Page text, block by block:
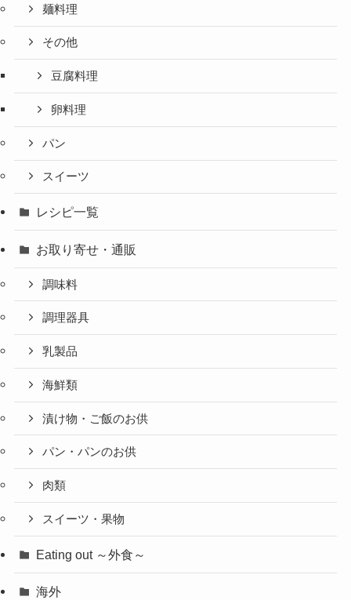
麺料理
その他
豆腐料理
卵料理
パン
スイーツ
レシピ一覧
お取り寄せ・通販
調味料
調理器具
乳製品
海鮮類
漬け物・ご飯のお供
パン・パンのお供
肉類
スイーツ・果物
Eating out ～外食～
海外